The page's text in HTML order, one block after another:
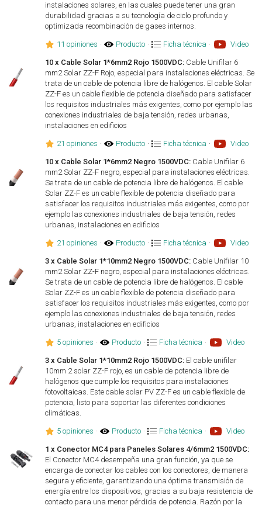
instalaciones solares, en las cuales puede tener una gran
durabilidad gracias a su tecnología de ciclo profundo y
optimizada recombinación de gases internos.
11 opiniones · Producto · Ficha técnica · Video
10 x Cable Solar 1*6mm2 Rojo 1500VDC: Cable Unifilar 6
mm2 Solar ZZ-F Rojo, especial para instalaciones eléctricas. Se
trata de un cable de potencia libre de halógenos. El cable Solar
ZZ-F es un cable flexible de potencia diseñado para satisfacer
los requisitos industriales más exigentes, como por ejemplo las
conexiones industriales de baja tensión, redes urbanas,
instalaciones en edificios
21 opiniones · Producto · Ficha técnica · Video
10 x Cable Solar 1*6mm2 Negro 1500VDC: Cable Unifilar 6
mm2 Solar ZZ-F negro, especial para instalaciones eléctricas.
Se trata de un cable de potencia libre de halógenos. El cable
Solar ZZ-F es un cable flexible de potencia diseñado para
satisfacer los requisitos industriales más exigentes, como por
ejemplo las conexiones industriales de baja tensión, redes
urbanas, instalaciones en edificios
21 opiniones · Producto · Ficha técnica · Video
3 x Cable Solar 1*10mm2 Negro 1500VDC: Cable Unifilar 10
mm2 Solar ZZ-F negro, especial para instalaciones eléctricas.
Se trata de un cable de potencia libre de halógenos. El cable
Solar ZZ-F es un cable flexible de potencia diseñado para
satisfacer los requisitos industriales más exigentes, como por
ejemplo las conexiones industriales de baja tensión, redes
urbanas, instalaciones en edificios
5 opiniones · Producto · Ficha técnica · Video
3 x Cable Solar 1*10mm2 Rojo 1500VDC: El cable unifilar
10mm 2 solar ZZ-F rojo, es un cable de potencia libre de
halógenos que cumple los requisitos para instalaciones
fotovoltaicas. Este cable solar PV ZZ-F es un cable flexible de
potencia, listo para soportar las diferentes condiciones
climáticas.
5 opiniones · Producto · Ficha técnica · Video
1 x Conector MC4 para Paneles Solares 4/6mm2 1500VDC:
El Conector MC4 desempeña una gran función, ya que se
encarga de conectar los cables con los conectores, de manera
segura y eficiente, garantizando una óptima transmisión de
energía entre los dispositivos, gracias a su baja resistencia de
contacto para una menor pérdida de potencia. Razón por la